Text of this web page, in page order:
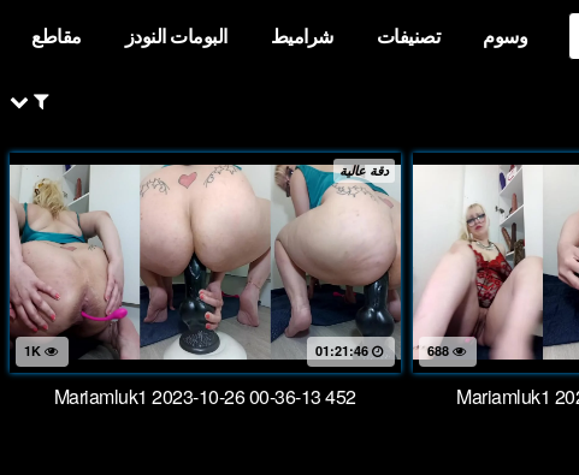
مقاطع البومات النودز شراميط تصنيفات وسوم
دقة عالية
01:21:46
Mariamluk1 2023-10-26 00-36-13 452
688
Mariamluk1